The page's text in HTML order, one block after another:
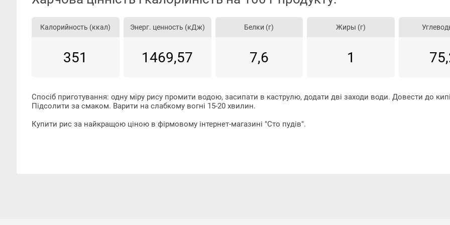
Калорийность (ккал)
351
Энерг. ценность (кДж)
1469,57
Белки (г)
7,6
Жиры (г)
1
Спосіб приготування: одну міру рису промити водою, засипати в каструлю, додати дві заходи води. Довести до
Підсолити за смаком. Варити на слабкому вогні 15-20 хвилин.
Купити рис за найкращою ціною в фірмовому інтернет-магазині "Сто пудів".